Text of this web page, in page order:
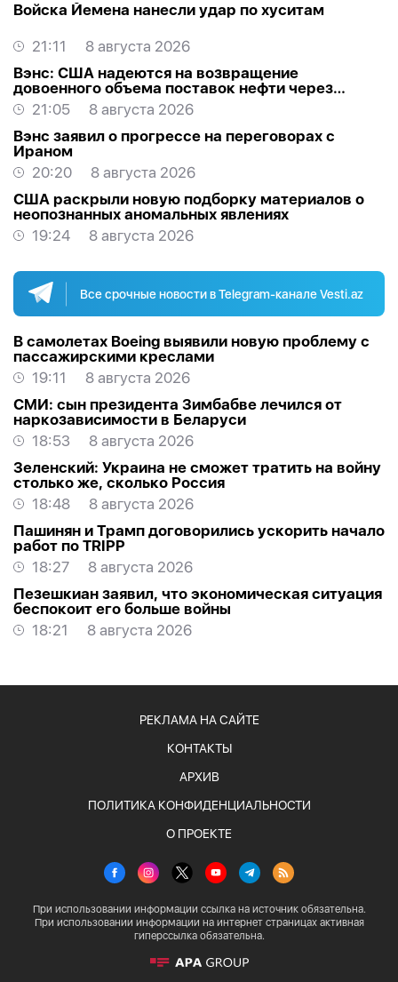
Войска Йемена нанесли удар по хуситам
21:11
8 августа 2026
Вэнс: США надеются на возвращение
довоенного объема поставок нефти через
Ормуз
21:05
8 августа 2026
Вэнс заявил о прогрессе на переговорах с
Ираном
20:20
8 августа 2026
США раскрыли новую подборку материалов о
неопознанных аномальных явлениях
19:24
8 августа 2026
Все срочные новости в Telegram-канале Vesti.az
В самолетах Boeing выявили новую проблему с
пассажирскими креслами
19:11
8 августа 2026
СМИ: сын президента Зимбабве лечился от
наркозависимости в Беларуси
18:53
8 августа 2026
Зеленский: Украина не сможет тратить на войну
столько же, сколько Россия
18:48
8 августа 2026
Пашинян и Трамп договорились ускорить начало
работ по TRIPP
18:27
8 августа 2026
Пезешкиан заявил, что экономическая ситуация
беспокоит его больше войны
18:21
8 августа 2026
РЕКЛАМА НА САЙТЕ
КОНТАКТЫ
АРХИВ
ПОЛИТИКА КОНФИДЕНЦИАЛЬНОСТИ
О ПРОЕКТЕ
При использовании информации ссылка на источник обязательна.
При использовании информации на интернет страницах активная
гиперссылка обязательна.